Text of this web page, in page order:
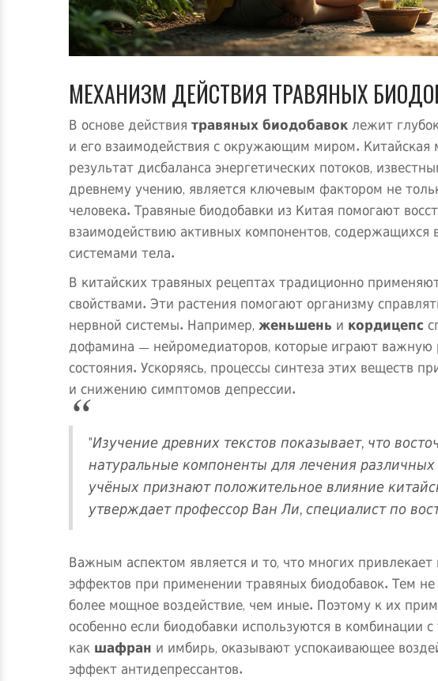
МЕХАНИЗМ ДЕЙСТВИЯ ТРАВЯНЫХ
В основе действия травяных биодобавоклежит
и его взаимодействия с окружающим миром. Китайская
результат дисбаланса энергетических потоков,
древнему учению, является ключевым фактором не
человека. Травяные биодобавки из Китая помогают
взаимодействию активных компонентов,
системами тела.
В китайских травяных рецептах традиционно
свойствами. Эти растения помогают организму
нервной системы. Например, женьшень и кордицепс
дофамина — нейромедиаторов, которые играют важную
состояния. Ускоряясь, процессы синтеза этих веществ
и снижению симптомов депрессии.
"Изучение древних текстов показывает, что
натуральные компоненты для лечения
учёных признают положительное влияние
утверждает профессор Ван Ли, специалист по
Важным аспектом является и то, что многих
эффектов при применении травяных биодобавок. Тем
более мощное воздействие, чем иные. Поэтому к их
особенно если биодобавки используются в
как шафран и имбирь, оказывают успокаивающее
эффект антидепрессантов.